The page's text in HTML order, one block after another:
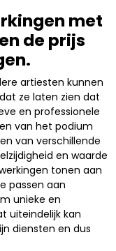
met
de prijs
artiesten kunnen
ze laten zien dat
en professionele
van het podium
van verschillende
en waarde
tonen aan
passen aan
unieke en
uiteindelijk kan
diensten en dus